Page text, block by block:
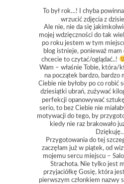
To był rok…! I chyba
wrzucić zdjęcia z
Ale nie, nie da się
mojej wdzięczności do tak
po roku jestem w tym
blog istnieje, ponieważ mam
chcecie to czytać/oglądać..!
Wam – właśnie Tobie, która/
na początek bardzo, bardzo
Ciebie nie byłoby po co robić
dziesiątki ubrań, zużywać
perfekcji opanowywać
serio, to bez Ciebie nie
motywacji do tego, by
kiedy nie raz brakowało
Przygotowania do tej
zaczęłam już w piątek, od
mojemu sercu miejscu –
Strachota. Nie tylko jest
przyjaciółkę Gosię, która
pierwszym członkiem nazwy